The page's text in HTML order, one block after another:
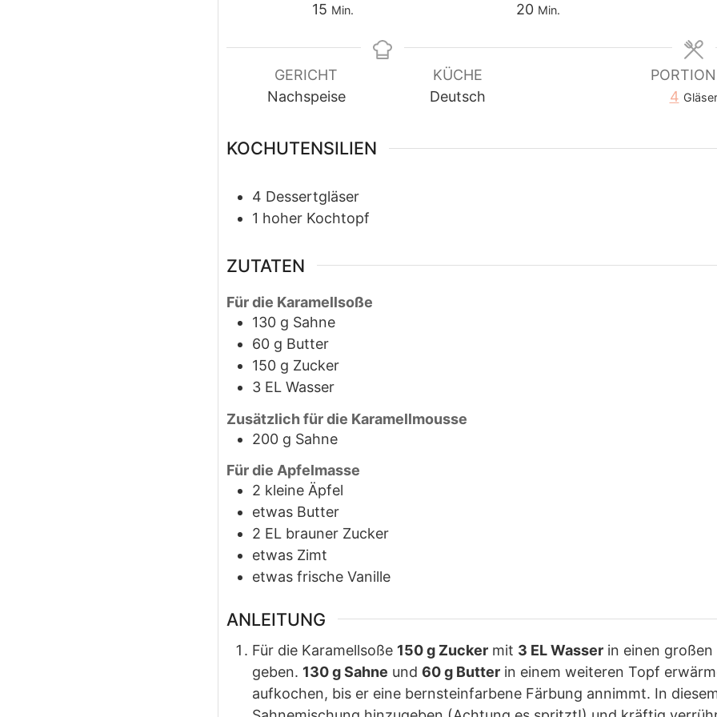
15 Minuten
Min.
20Minuten
Min.
GERICHT
Nachspeise
KÜCHE
Deutsch
4 Gläser
KOCHUTENSILIEN
4 Dessertgläser
1 hoher Kochtopf
ZUTATEN
Für die Karamellsoße
130 g Sahne
60 g Butter
150 g Zucker
3 EL Wasser
Zusätzlich für die Karamellmousse
200 g Sahne
Für die Apfelmasse
2 kleine Äpfel
etwas Butter
2 EL brauner Zucker
etwas Zimt
etwas frische Vanille
ANLEITUNG
Für die Karamellsoße 150 g Zucker mit 3 EL Wasser in einen
geben. 130 g Sahne und 60 g Butter in einem weiteren Topf
aufkochen, bis er eine bernsteinfarbene Färbung annimmt. In